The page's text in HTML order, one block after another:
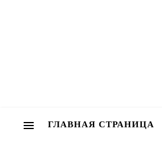
ГЛАВНАЯ СТРАНИЦА